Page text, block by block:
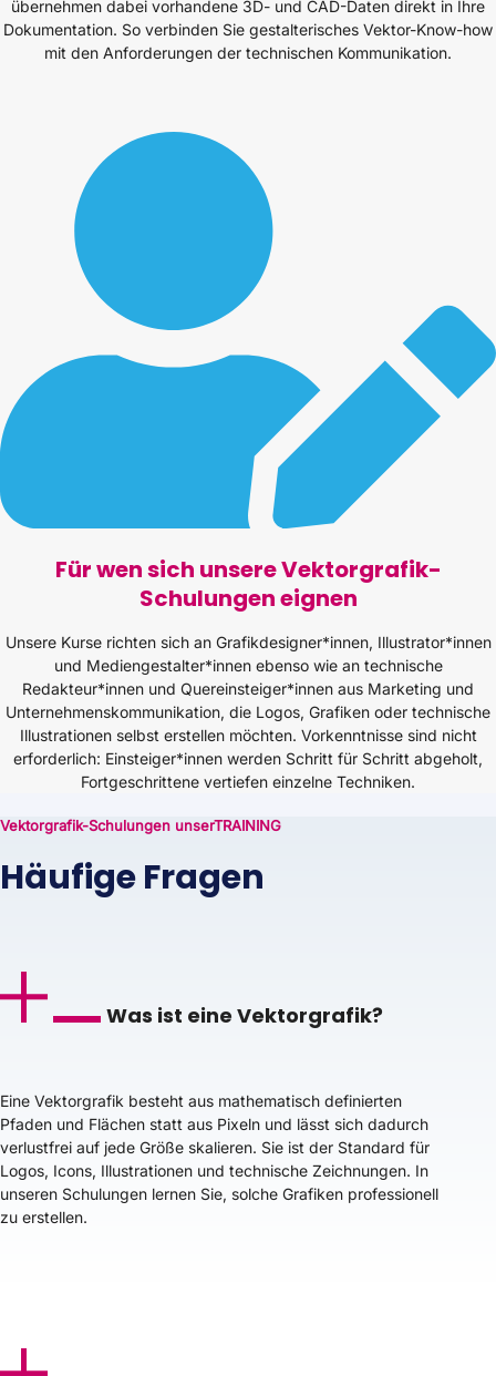
übernehmen dabei vorhandene 3D- und CAD-Daten direkt in Ihre
Dokumentation. So verbinden Sie gestalterisches Vektor-Know-how
mit den Anforderungen der technischen Kommunikation.
Für wen sich unsere Vektorgrafik-
Schulungen eignen
Unsere Kurse richten sich an Grafikdesigner*innen, Illustrator*innen
und Mediengestalter*innen ebenso wie an technische
Redakteur*innen und Quereinsteiger*innen aus Marketing und
Unternehmenskommunikation, die Logos, Grafiken oder technische
Illustrationen selbst erstellen möchten. Vorkenntnisse sind nicht
erforderlich: Einsteiger*innen werden Schritt für Schritt abgeholt,
Fortgeschrittene vertiefen einzelne Techniken.
Vektorgrafik-Schulungen unserTRAINING
Häufige Fragen
Was ist eine Vektorgrafik?
Eine Vektorgrafik besteht aus mathematisch definierten
Pfaden und Flächen statt aus Pixeln und lässt sich dadurch
verlustfrei auf jede Größe skalieren. Sie ist der Standard für
Logos, Icons, Illustrationen und technische Zeichnungen. In
unseren Schulungen lernen Sie, solche Grafiken professionell
zu erstellen.